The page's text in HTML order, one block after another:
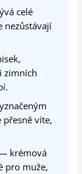
celé
nezůstávají
zimních
víte,
krémová
pro muže,